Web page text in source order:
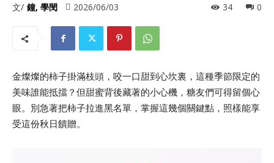
文/ 鐘, 學閔 2026/06/03 0
34
金燦燦的柿子掛滿枝頭，咬一口甜到心坎裏，這種季節限定的
美味誰能抵擋？但甜蜜背後藏著的小心機，糖友們可得留個心
眼。別急著把柿子拉進黑名單，掌握這幾個關鍵點，照樣能享
受這份秋日饋贈。